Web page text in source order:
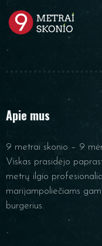
Apie mus
9 metrai skonio – 9
Viskas prasidėjo
metrų ilgio
marijampoliečiams
burgerius.